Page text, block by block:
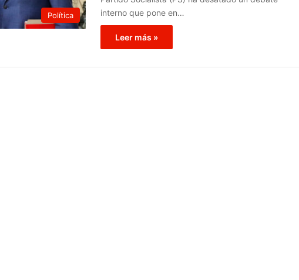
Política
interno que pone en…
Leer más »